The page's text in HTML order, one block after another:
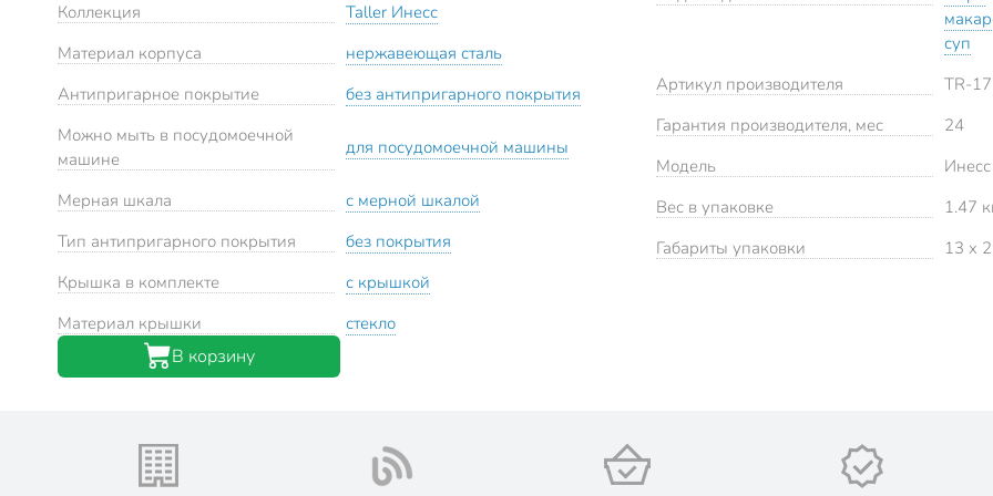
Коллекция
Taller Инесс
Материал корпуса
нержавеющая сталь
Антипригарное покрытие
без антипригарного покрытия
Можно мыть в посудомоечной
машине
для посудомоечной машины
Мерная шкала
с мерной шкалой
Тип антипригарного покрытия
без покрытия
Крышка в комплекте
с крышкой
Материал крышки
стекло
суп
Артикул производителя
TR-
Гарантия производителя, мес
24
Модель
Инесс
Вес в упаковке
1.47
Габариты упаковки
13 x
В корзину